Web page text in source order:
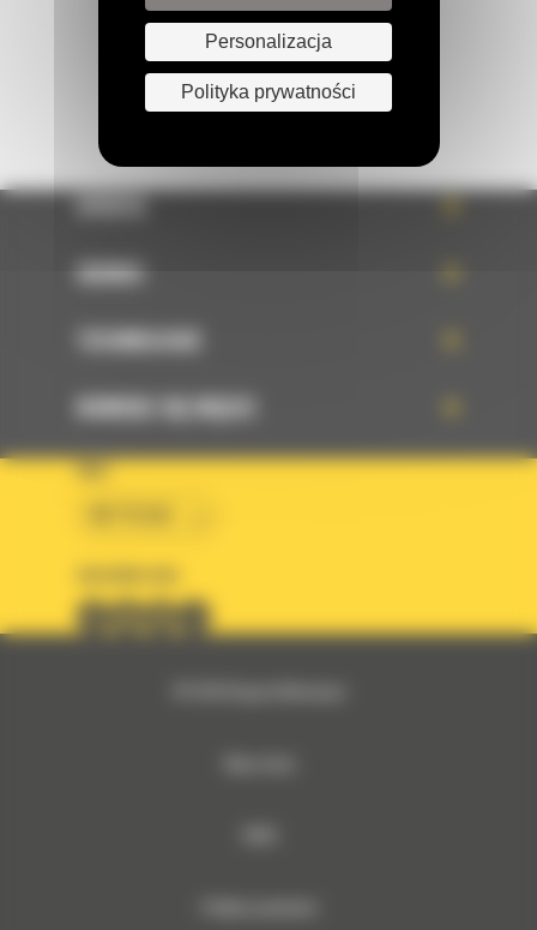
OFERTA
SERWIS
TECHNOLOGIE
DOWIEDZ SIĘ WIĘCEJ
KRAJ
Personalizacja
Polityka prywatności